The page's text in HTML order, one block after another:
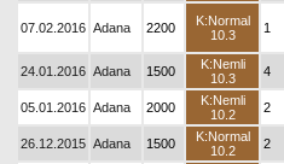
07.02.2016 Adana 2200
K:Normal
10.3
1
24.01.2016 Adana 1500
K:Nemli
10.3
4
05.01.2016 Adana 2000
K:Nemli
10.2
2
26.12.2015 Adana 1500
K:Normal
10.2
2